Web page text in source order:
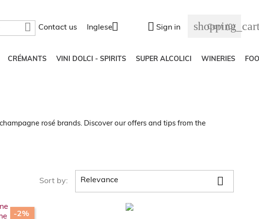
 Contact us Inglese  Sign in Cart (0)
CRÉMANTS VINI DOLCI - SPIRITS SUPER ALCOLICI WINERIES
rosé brands. Discover our offers and tips from the
Sort by: Relevance 
-2%